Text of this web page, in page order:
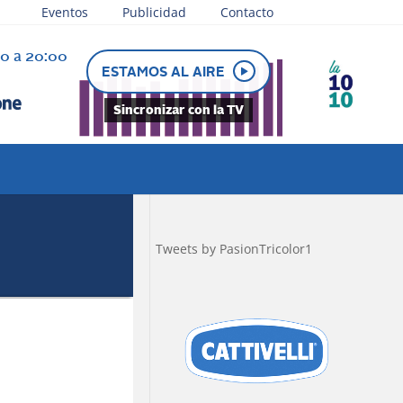
Eventos Publicidad Contacto
a 20:00
ESTAMOS AL AIRE
Sincronizar con la TV
Tweets by PasionTricolor1